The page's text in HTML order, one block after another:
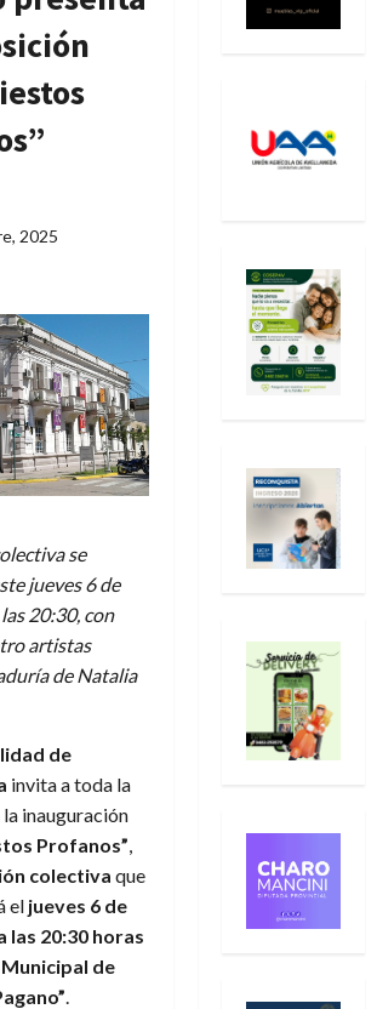
2025
se
jueves 6 de
20:30, con
artistas
de Natalia
de
invita a toda la
inauguración
Profanos”
colectiva que
el jueves 6 de
las 20:30 horas
de